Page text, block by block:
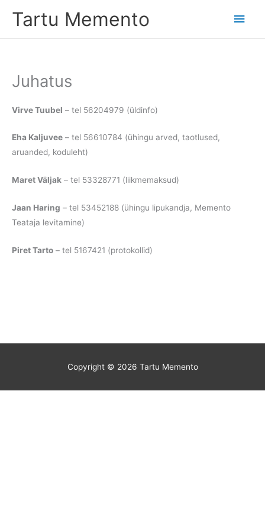
Tartu Memento
Main
Juhatus
Virve Tuubel – tel 56204979 (üldinfo)
Eha Kaljuvee – tel 56610784 (ühingu arved, taotlused,
aruanded, koduleht)
Maret Väljak – tel 53328771 (liikmemaksud)
Jaan Haring – tel 53452188 (ühingu lipukandja, Memento
Teataja levitamine)
Piret Tarto – tel 5167421 (protokollid)
Copyright © 2026 Tartu Memento